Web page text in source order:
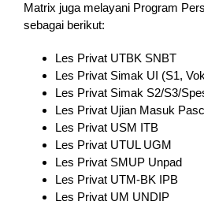
Matrix juga melayani Program
sebagai berikut:
Les Privat UTBK SNBT
Les Privat Simak UI (S1,
Les Privat Simak S2/S3/
Les Privat Ujian Masuk
Les Privat USM ITB
Les Privat UTUL UGM
Les Privat SMUP Unpad
Les Privat UTM-BK IPB
Les Privat UM UNDIP